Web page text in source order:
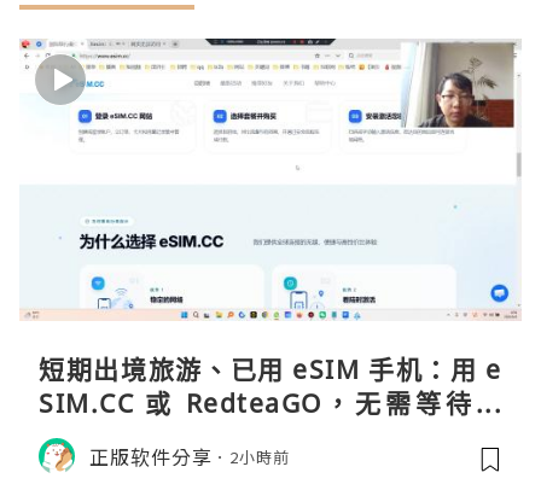
短期出境旅游、已用 eSIM 手机：用 e
SIM.CC 或 RedteaGO，无需等待收
货。需要“当地号码 + 通话短信”（如
打车、外卖、客户联络）：优先 Redt
正版软件分享 2小時前